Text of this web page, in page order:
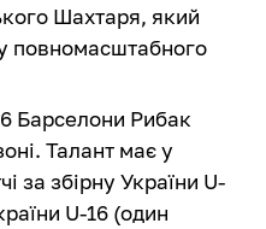
Шахтаря, який
повномасштабного
Барселони Рибак
Талант має у
за збірну України U-
U-16 (один